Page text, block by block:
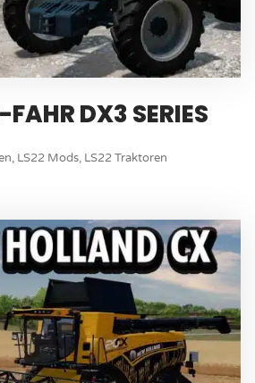
FAHR DX3 SERIES
, LS22 Mods, LS22 Traktoren